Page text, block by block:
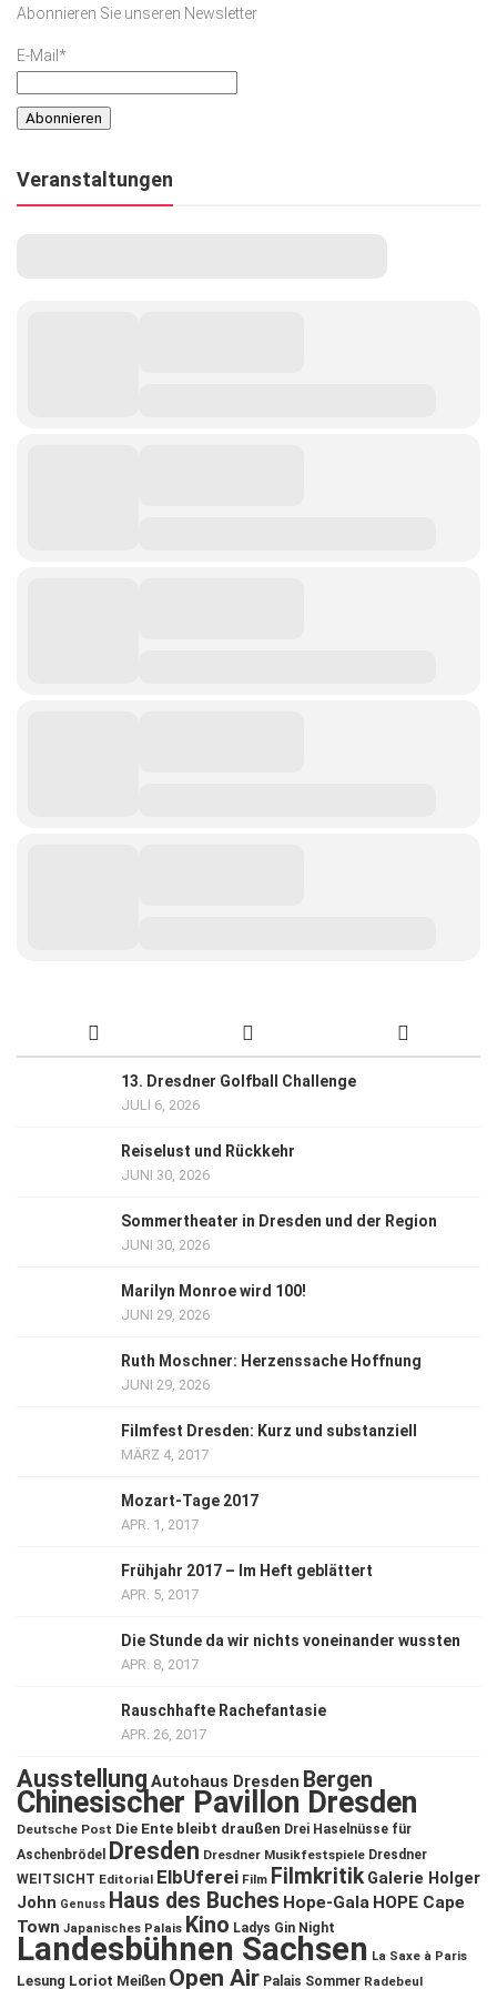
Lifestyle
Ausflug & Reise
Abonnieren Sie unseren Newsletter
E-Mail*
Veranstaltungen
13. Dresdner Golfball Challenge
JULI 6, 2026
Reiselust und Rückkehr
JUNI 30, 2026
Sommertheater in Dresden und der Region
JUNI 30, 2026
Marilyn Monroe wird 100!
JUNI 29, 2026
Ruth Moschner: Herzenssache Hoffnung
JUNI 29, 2026
Filmfest Dresden: Kurz und substanziell
MÄRZ 4, 2017
Mozart-Tage 2017
APR. 1, 2017
Frühjahr 2017 – Im Heft geblättert
APR. 5, 2017
Die Stunde da wir nichts voneinander wussten
APR. 8, 2017
Rauschhafte Rachefantasie
APR. 26, 2017
Ausstellung Autohaus Dresden Bergen
Chinesischer Pavillon Dresden
Deutsche Post Die Ente bleibt draußen Drei Haselnüsse für
Aschenbrödel
Dresden Dresdner Musikfestspiele Dresdner
WEITSICHT Editorial ElbUferei Film Filmkritik Galerie Holger
John Genuss Haus des Buches Hope-Gala HOPE Cape
Town Japanisches Palais Kino Ladys Gin Night
Landesbühnen Sachsen La Saxe à Paris
Lesung Loriot Meißen Open Air Palais Sommer Radebeul